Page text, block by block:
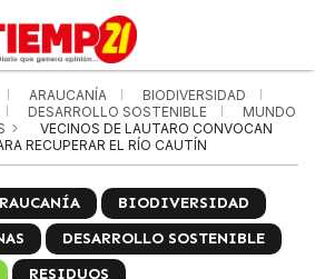
ARAUCANÍA
BIODIVERSIDAD
DESARROLLO SOSTENIBLE
MUNDO
VECINOS DE LAUTARO CONVOCAN
RECUPERAR EL RÍO CAUTÍN
BIODIVERSIDAD
DESARROLLO SOSTENIBLE
RESIDUOS